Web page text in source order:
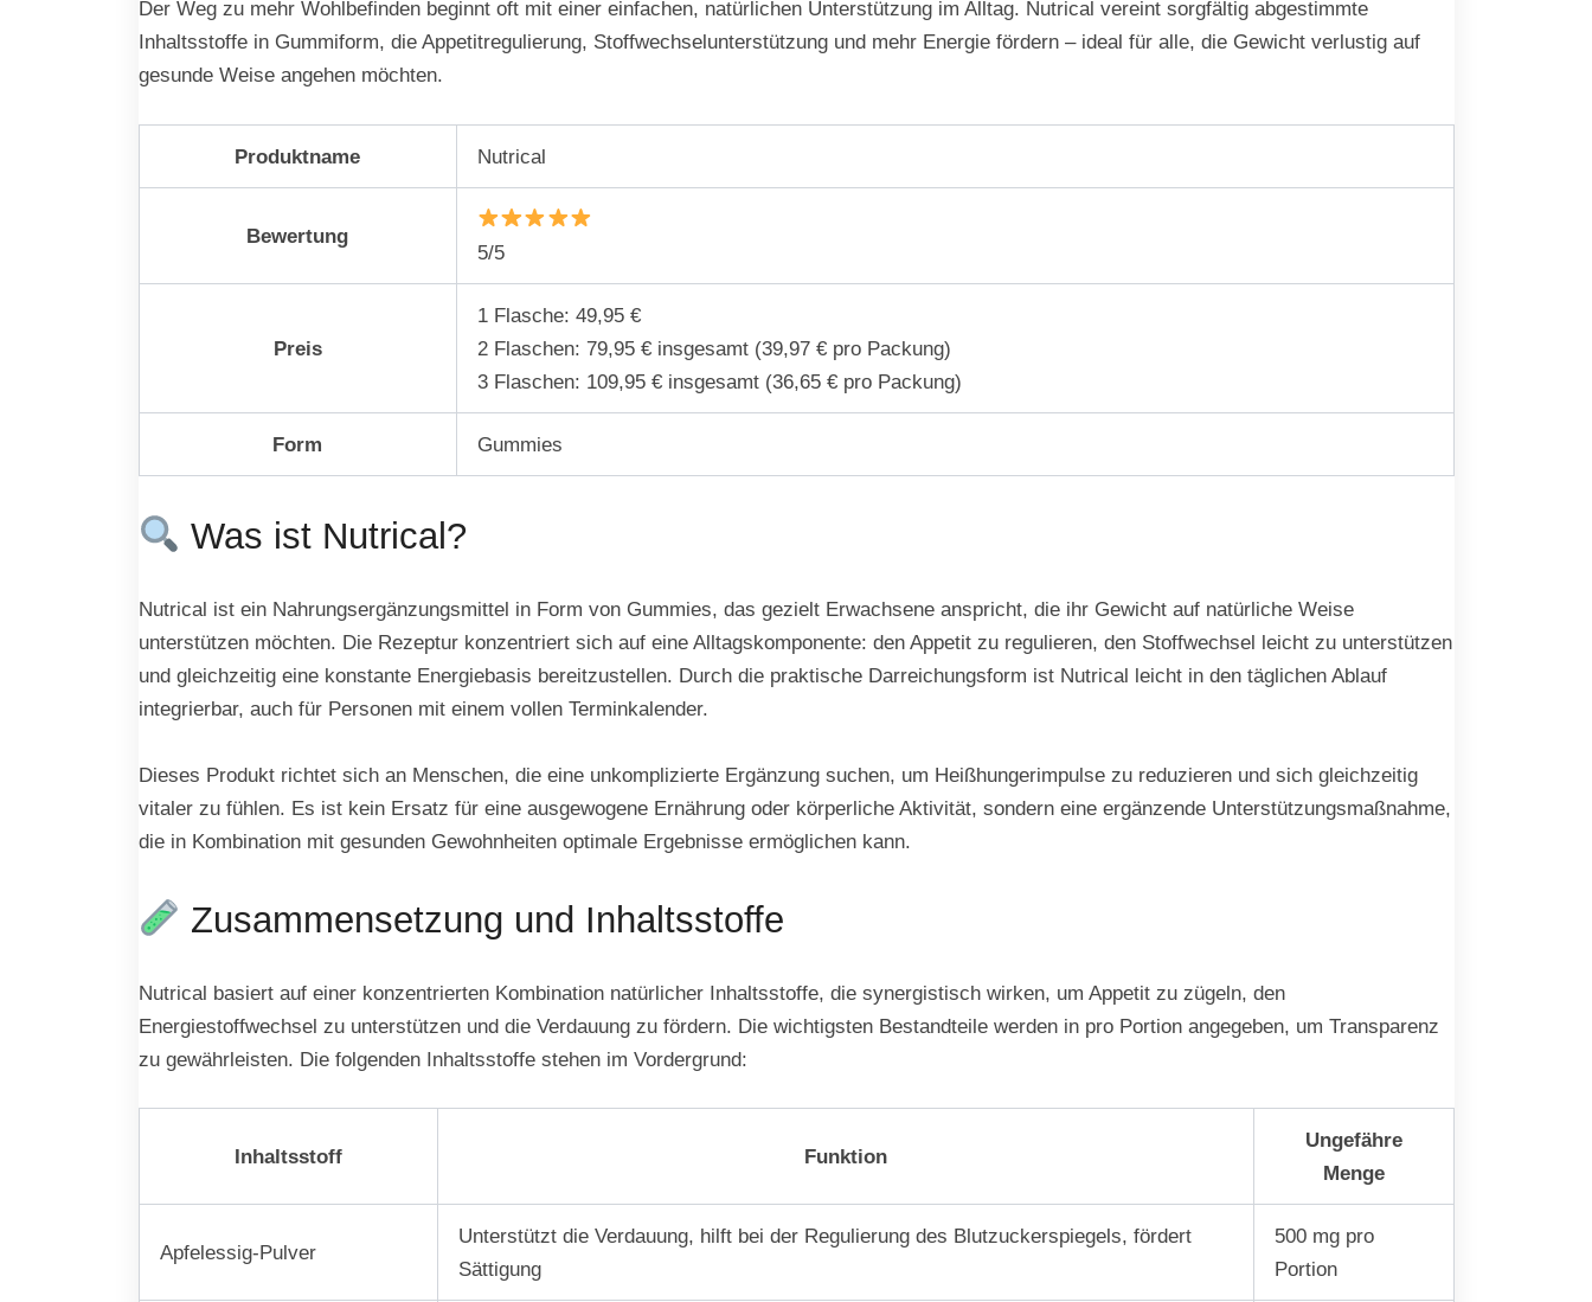
Der Weg zu mehr Wohlbefinden beginnt oft mit einer einfachen, natürlichen Unterstützung im Alltag. Nutrical vereint sorgfältig abgestimmte
Inhaltsstoffe in Gummiform, die Appetitregulierung, Stoffwechselunterstützung und mehr Energie fördern – ideal für alle, die Gewicht verlustig auf
gesunde Weise angehen möchten.
Produktname Nutrical
Bewertung
5/5
Preis
1 Flasche: 49,95 €
2 Flaschen: 79,95 € insgesamt (39,97 € pro Packung)
3 Flaschen: 109,95 € insgesamt (36,65 € pro Packung)
Form Gummies
Was ist Nutrical?
Nutrical ist ein Nahrungsergänzungsmittel in Form von Gummies, das gezielt Erwachsene anspricht, die ihr Gewicht auf natürliche Weise
unterstützen möchten. Die Rezeptur konzentriert sich auf eine Alltagskomponente: den Appetit zu regulieren, den Stoffwechsel leicht zu unterstützen
und gleichzeitig eine konstante Energiebasis bereitzustellen. Durch die praktische Darreichungsform ist Nutrical leicht in den täglichen Ablauf
integrierbar, auch für Personen mit einem vollen Terminkalender.
Dieses Produkt richtet sich an Menschen, die eine unkomplizierte Ergänzung suchen, um Heißhungerimpulse zu reduzieren und sich gleichzeitig
vitaler zu fühlen. Es ist kein Ersatz für eine ausgewogene Ernährung oder körperliche Aktivität, sondern eine ergänzende Unterstützungsmaßnahme,
die in Kombination mit gesunden Gewohnheiten optimale Ergebnisse ermöglichen kann.
Zusammensetzung und Inhaltsstoffe
Nutrical basiert auf einer konzentrierten Kombination natürlicher Inhaltsstoffe, die synergistisch wirken, um Appetit zu zügeln, den
Energiestoffwechsel zu unterstützen und die Verdauung zu fördern. Die wichtigsten Bestandteile werden in pro Portion angegeben, um Transparenz
zu gewährleisten. Die folgenden Inhaltsstoffe stehen im Vordergrund:
Inhaltsstoff Funktion
Ungefähre
Menge
Apfelessig-Pulver
Unterstützt die Verdauung, hilft bei der Regulierung des Blutzuckerspiegels, fördert
Sättigung
500 mg pro
Portion